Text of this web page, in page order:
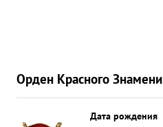
Орден Красного Знамени
Дата рождения